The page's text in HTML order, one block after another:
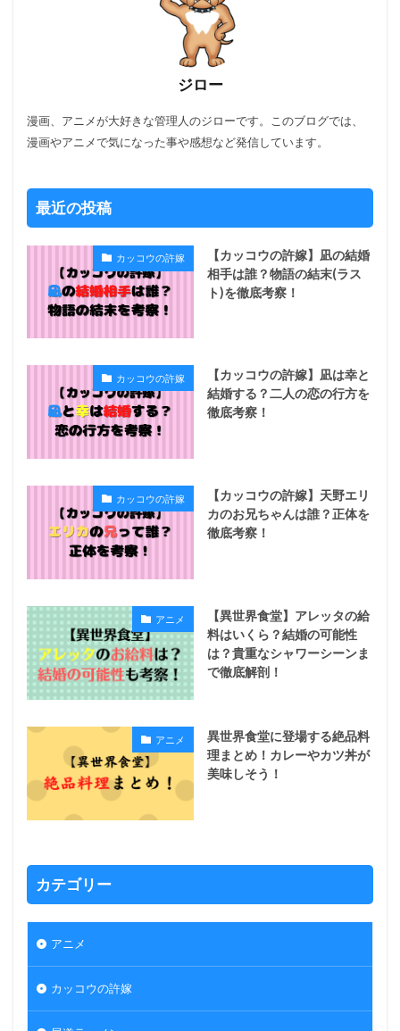
ジロー
漫画、アニメが大好きな管理人のジローです。このブログでは、
漫画やアニメで気になった事や感想など発信しています。
最近の投稿
カッコウの許嫁
【カッコウの許嫁】凪の結婚
相手は誰？物語の結末(ラス
ト)を徹底考察！
カッコウの許嫁
【カッコウの許嫁】凪は幸と
結婚する？二人の恋の行方を
徹底考察！
カッコウの許嫁
【カッコウの許嫁】天野エリ
カのお兄ちゃんは誰？正体を
徹底考察！
アニメ
【異世界食堂】アレッタの給
料はいくら？結婚の可能性
は？貴重なシャワーシーンま
で徹底解剖！
アニメ
異世界食堂に登場する絶品料
理まとめ！カレーやカツ丼が
美味しそう！
カテゴリー
アニメ
カッコウの許嫁